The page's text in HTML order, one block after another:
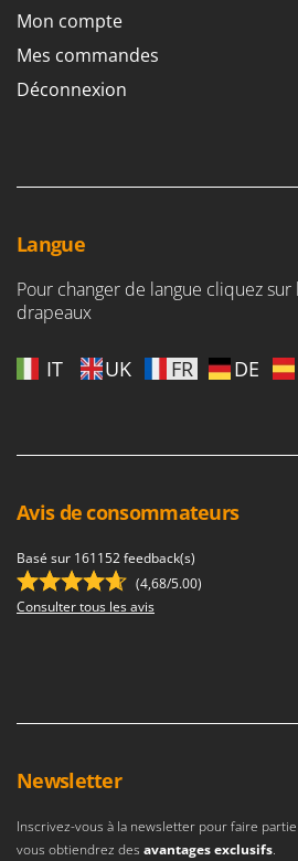
Mon compte
Mes commandes
Déconnexion
Langue
Pour changer de langue cliquez sur
drapeaux
IT UK FR DE
Avis de consommateurs
Basé sur 161152 feedback(s)
(4,68/5.00)
Consulter tous les avis
Newsletter
Inscrivez-vous à la newsletter pour faire
vous obtiendrez des avantages exclusifs.